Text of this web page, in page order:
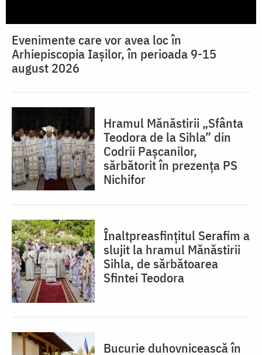
Evenimente care vor avea loc în
Arhiepiscopia Iaşilor, în perioada 9-15
august 2026
Hramul Mănăstirii „Sfânta
Teodora de la Sihla” din
Codrii Pașcanilor,
sărbătorit în prezența PS
Nichifor
Înaltpreasfințitul Serafim a
slujit la hramul Mănăstirii
Sihla, de sărbătoarea
Sfintei Teodora
Bucurie duhovnicească în